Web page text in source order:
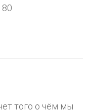
того о чём мы